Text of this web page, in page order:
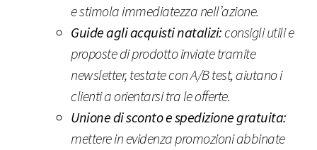
e stimola immediatezza nell’azione.
Guide agli acquisti natalizi:consigli utili e
proposte di prodotto inviate tramite
newsletter, testate con A/B test, aiutano i
clienti a orientarsi tra le offerte.
Unione di sconto e spedizione gratuita:
mettere in evidenza promozioni abbinate